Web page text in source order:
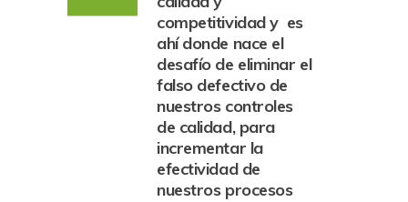
competitividad y es
ahí donde nace el
desafío de eliminar el
falso defectivo de
nuestros controles
de calidad, para
incrementar la
efectividad de
nuestros procesos